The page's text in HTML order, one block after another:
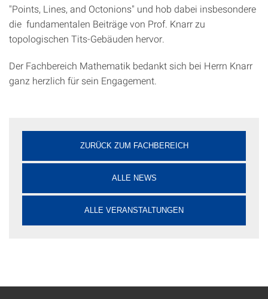
"Points, Lines, and Octonions" und hob dabei insbesondere
die fundamentalen Beiträge von Prof. Knarr zu
topologischen Tits-Gebäuden hervor.
Der Fachbereich Mathematik bedankt sich bei Herrn Knarr
ganz herzlich für sein Engagement.
ZURÜCK ZUM FACHBEREICH
ALLE NEWS
ALLE VERANSTALTUNGEN